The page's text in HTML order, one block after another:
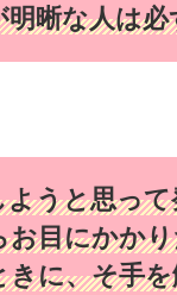
明晰な人は
ようと思っ
お目にかか
きに、そ手